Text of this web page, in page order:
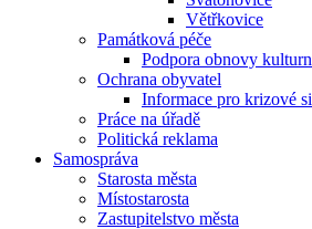
Větřkovice
Památková péče
Podpora obnovy
Ochrana obyvatel
Informace pro krizové
Práce na úřadě
Politická reklama
Samospráva
Starosta města
Místostarosta
Zastupitelstvo města